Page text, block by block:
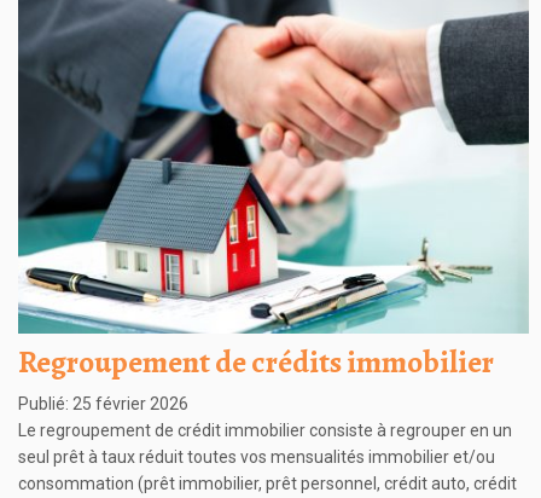
Regroupement de crédits immobilier
Publié: 25 février 2026
Le regroupement de crédit immobilier consiste à regrouper en un
seul prêt à taux réduit toutes vos mensualités immobilier et/ou
consommation (prêt immobilier, prêt personnel, crédit auto, crédit